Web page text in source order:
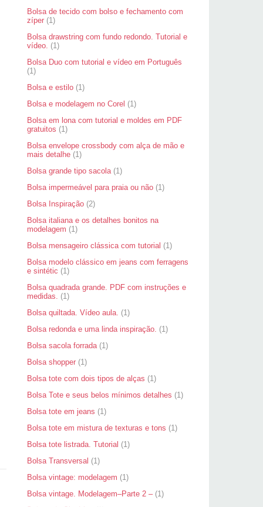
Bolsa de tecido com bolso e fechamento com
zíper (1)
Bolsa drawstring com fundo redondo. Tutorial e
vídeo. (1)
Bolsa Duo com tutorial e vídeo em Português
(1)
Bolsa e estilo (1)
Bolsa e modelagem no Corel (1)
Bolsa em lona com tutorial e moldes em PDF
gratuitos (1)
Bolsa envelope crossbody com alça de mão e
mais detalhe (1)
Bolsa grande tipo sacola (1)
Bolsa impermeável para praia ou não (1)
Bolsa Inspiração (2)
Bolsa italiana e os detalhes bonitos na
modelagem (1)
Bolsa mensageiro clássica com tutorial (1)
Bolsa modelo clássico em jeans com ferragens
e sintétic (1)
Bolsa quadrada grande. PDF com instruções e
medidas.
(1)
Bolsa quiltada. Vídeo aula. (1)
Bolsa redonda e uma linda inspiração. (1)
Bolsa sacola forrada (1)
Bolsa shopper (1)
Bolsa tote com dois tipos de alças (1)
Bolsa Tote e seus belos mínimos detalhes (1)
Bolsa tote em jeans (1)
Bolsa tote em mistura de texturas e tons (1)
Bolsa tote listrada. Tutorial (1)
Bolsa Transversal (1)
Bolsa vintage: modelagem (1)
Bolsa vintage. Modelagem–Parte 2 – (1)